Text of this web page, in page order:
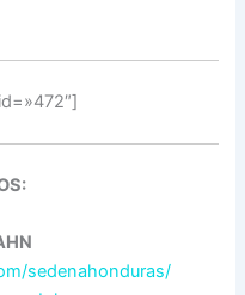
sedenahonduras/